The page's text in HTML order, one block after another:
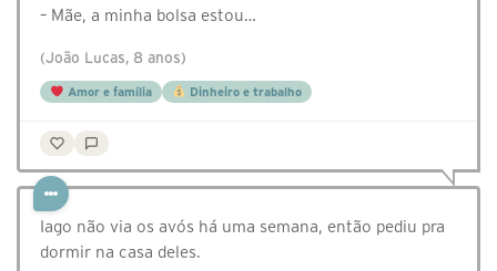
– Mãe, a minha bolsa estou…
(João Lucas, 8 anos)
Amor e família Dinheiro e trabalho
Iago não via os avós há uma semana, então pediu pra
dormir na casa deles.